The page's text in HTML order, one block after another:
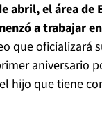
abril, el área de
a trabajar
que oficializará
aniversario
hijo que tiene